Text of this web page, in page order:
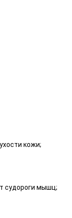
кожи;
судороги мышц;